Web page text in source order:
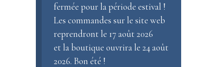
fermée pour la période estival !
Les commandes sur le site web
reprendront le 17 août 2026
et la boutique ouvrira le 24 août
2026. Bon été !